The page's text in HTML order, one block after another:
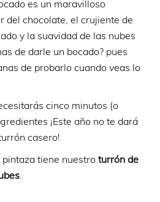
es un maravilloso
del chocolate, el crujiente de
y la suavidad de las nubes
de darle un bocado? pues
de probarlo cuando veas lo
cinco minutos (o
¡Este año no te dará
casero!
pintaza tiene nuestroturrón de